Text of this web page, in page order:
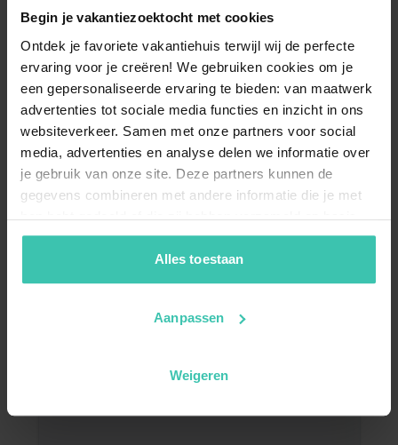
Begin je vakantiezoektocht met cookies
Ontdek je favoriete vakantiehuis terwijl wij de perfecte
ervaring voor je creëren! We gebruiken cookies om je
een gepersonaliseerde ervaring te bieden: van maatwerk
advertenties tot sociale media functies en inzicht in ons
websiteverkeer. Samen met onze partners voor social
media, advertenties en analyse delen we informatie over
je gebruik van onze site. Deze partners kunnen de
gegevens combineren met andere informatie die je met
hen hebt gedeeld of die zij hebben verzameld op basis
van je gebruik van hun diensten. Zo zorgen we ervoor dat
jouw vakantiezoektocht soepel en op maat verloopt!
Alles toestaan
Aanpassen
Weigeren